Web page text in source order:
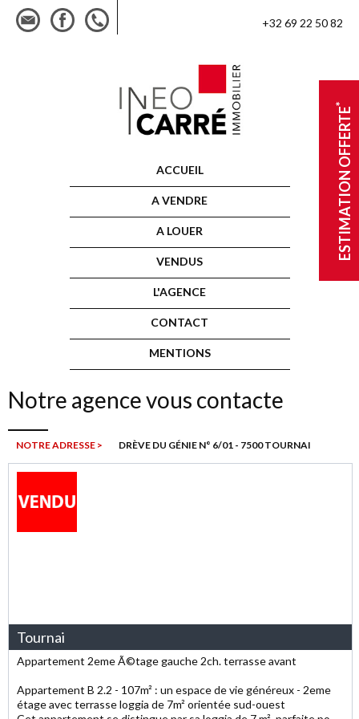
ESTIMATION OFFERTE
*
+32 69 22 50 82
ACCUEIL
A VENDRE
A LOUER
VENDUS
L'AGENCE
CONTACT
MENTIONS
Notre agence vous contacte
NOTRE ADRESSE > DRÈVE DU GÉNIE N° 6/01 - 7500 TOURNAI
Tournai
Appartement 2eme Ã©tage gauche 2ch. terrasse avant
Appartement B 2.2 - 107m² : un espace de vie généreux - 2eme
étage avec terrasse loggia de 7m² orientée sud-ouest